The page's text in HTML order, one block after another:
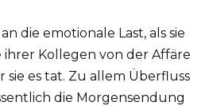
die emotionale Last, als sie
ihrer Kollegen von der Affäre
sie es tat. Zu allem Überfluss
die Morgensendung